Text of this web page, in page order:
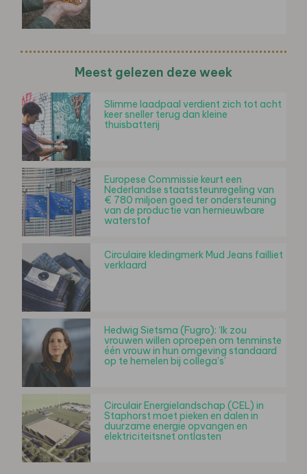
Meest gelezen deze week
Slimme laadpaal verdient zich tot acht
keer sneller terug dan kleine
thuisbatterij
Europese Commissie keurt een
Nederlandse staatssteunregeling van
€ 780 miljoen goed ter ondersteuning
van de productie van hernieuwbare
waterstof
Circulaire kledingmerk Mud Jeans failliet
verklaard
Hedwig Sietsma (Fugro): ‘Ik zou
vrouwen willen oproepen om tenminste
één vrouw in hun omgeving standaard
op te hemelen bij collega’s’
Circulair Energielandschap (CEL) in
Staphorst moet pieken en dalen in
duurzame energie opvangen en
elektriciteitsnet ontlasten